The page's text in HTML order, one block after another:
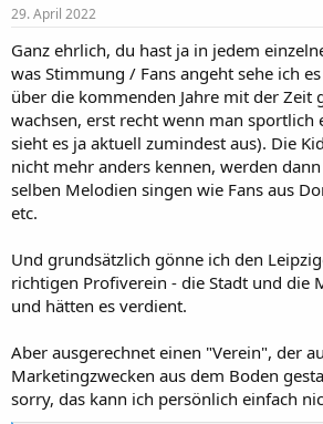
29. April 2022
Ganz ehrlich, du hast ja in jedem
was Stimmung / Fans angeht sehe ich
über die kommenden Jahre mit der Zeit
wachsen, erst recht wenn man
sieht es ja aktuell zumindest aus). Die
nicht mehr anders kennen, werden
selben Melodien singen wie Fans aus
etc.
Und grundsätzlich gönne ich den
richtigen Profiverein - die Stadt und die
und hätten es verdient.
Aber ausgerechnet einen "Verein", der
Marketingzwecken aus dem Boden
sorry, das kann ich persönlich einfach